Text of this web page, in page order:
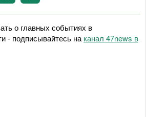
о главных событиях в
- подписывайтесь на канал 47news в